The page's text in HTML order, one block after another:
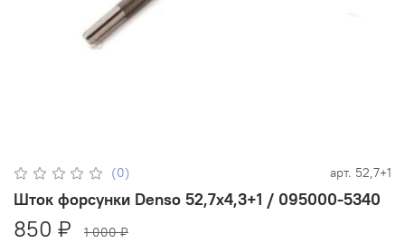
(0) арт. 52,7+1
Шток форсунки Denso 52,7х4,3+1 / 095000-5340
850 ₽ 1 000 ₽